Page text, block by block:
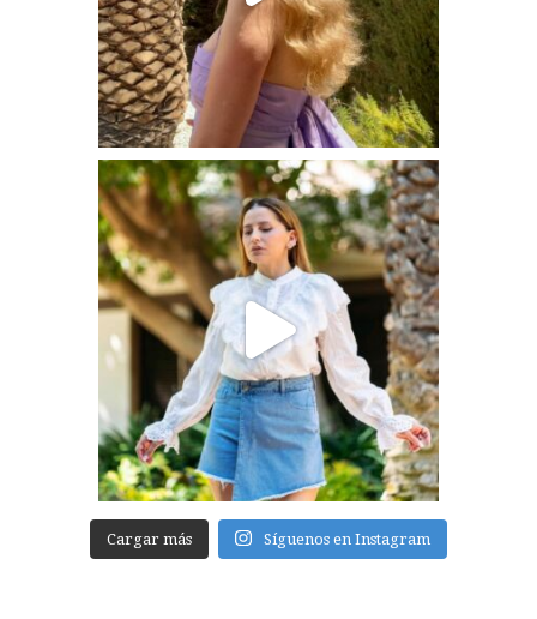
Cargar más Síguenos en Instagram